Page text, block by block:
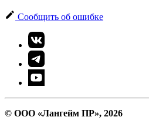
Сообщить об ошибке
© ООО «Лангейм ПР», 2026